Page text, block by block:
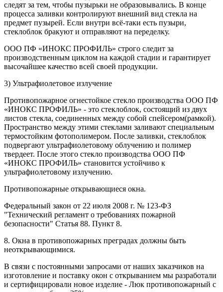
следят за тем, чтобы пузырьки не образовывались. В конце
процесса заливки контролируют внешний вид стекла на
предмет пузырей. Если внутри всё-таки есть пузыри,
стеклоблок бракуют и отправляют на переделку.
ООО ПФ «ИНОКС ПРОФИЛЬ» строго следит за
производственным циклом на каждой стадии и гарантирует
высочайшее качество всей своей продукции.
3) Ультрафиолетовое излучение
Противопожарное огнестойкое стекло производства ООО ПФ
«ИНОКС ПРОФИЛЬ» - это стеклоблок, состоящий из двух
листов стекла, соединенных между собой спейсером(рамкой).
Пространство между этими стеклами заливают специальным
термостойким фотополимером. После заливки, стеклоблок
подвергают ультрафиолетовому облучению и полимер
твердеет. После этого стекло производства ООО ПФ
«ИНОКС ПРОФИЛЬ» становится устойчиво к
ультрафиолетовому излучению.
Противопожарные открывающиеся окна.
Федеральный закон от 22 июля 2008 г. № 123-ФЗ
"Технический регламент о требованиях пожарной
безопасности" Статья 88. Пункт 8.
8. Окна в противопожарных преградах должны быть
неоткрывающимися.
В связи с постоянными запросами от наших заказчиков на
изготовление и поставку окон с открыванием мы разработали
и сертифицировали новое изделие - Люк противопожарный с